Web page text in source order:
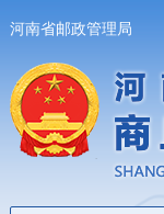
河南省邮政管理局